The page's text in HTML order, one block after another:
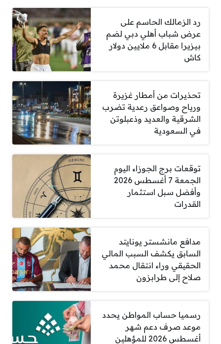
رد الزمالك الحاسم على
عرض شباب أهلي دبي لضم
بيزيرا مقابل 6 ملايين دولار
كاش
تحذيرات من أمطار غزيرة
ورياح وصواعق رعدية تضرب
الشرقية والعديد وذعبلوتن
في السعودية
توقعات برج الجوزاء اليوم
الجمعة 7 أغسطس 2026
وأفضل سبل استثمار
القدرات
مدافع مانشستر يونايتد
السابق يكشف السبب المالي
الحقيقي وراء انتقال محمد
صلاح إلى طرابزون
رسميا حساب المواطن يحدد
موعد صرف دعم شهر
أغسطس 2026 للمؤهلين